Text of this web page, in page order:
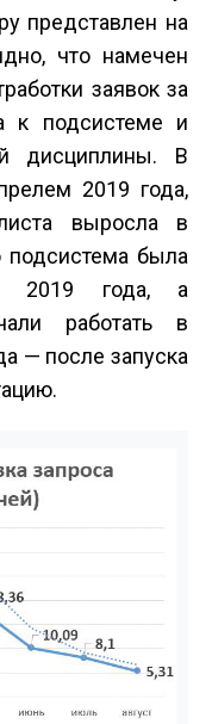
представлен на
что намечен
заявок за
к подсистеме и
дисциплины. В
2019 года,
выросла в
подсистема была
2019 года, а
работать в
— после запуска